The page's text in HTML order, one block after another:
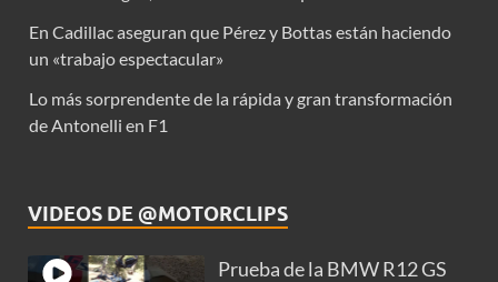
En Cadillac aseguran que Pérez y Bottas están haciendo
un «trabajo espectacular»
Lo más sorprendente de la rápida y gran transformación
de Antonelli en F1
VIDEOS DE @MOTORCLIPS
Prueba de la BMW R12 GS